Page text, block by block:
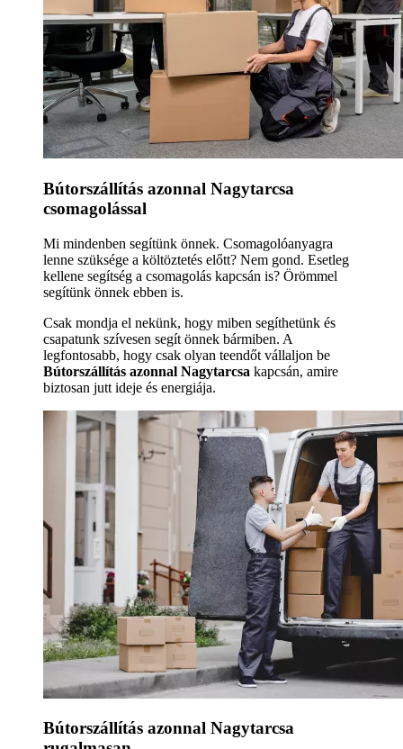
Bútorszállítás azonnal Nagytarcsa
csomagolással
Mi mindenben segítünk önnek. Csomagolóanyagra
lenne szüksége a költöztetés előtt? Nem gond. Esetleg
kellene segítség a csomagolás kapcsán is? Örömmel
segítünk önnek ebben is.
Csak mondja el nekünk, hogy miben segíthetünk és
csapatunk szívesen segít önnek bármiben. A
legfontosabb, hogy csak olyan teendőt vállaljon be
Bútorszállítás azonnal Nagytarcsa kapcsán, amire
biztosan jutt ideje és energiája.
Bútorszállítás azonnal Nagytarcsa